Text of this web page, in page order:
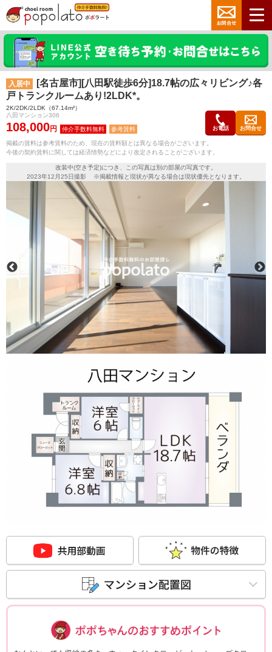
入居中
[名古屋市][八田駅徒歩6分]18.7帖の広々リビング♪各
戸トランクルームあり!2LDK*。
2K/2DK/2LDK（67.14m²）
八田マンション306
108,000円 参考賃料 お電話 お問合せ
掲載の賃料は参考賃料のため、現在の賃料額とは異なる場合がございます。
今後の契約賃料に関しては経済情勢などにより改定されることがございます。
改装中(空き予定)につき、この写真は別の部屋の写真です。
2023年12月25日撮影 ※掲載情報と現状が異なる場合は現状優先となります。